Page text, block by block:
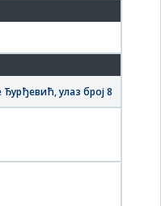
Ђурђевић, улаз број 8